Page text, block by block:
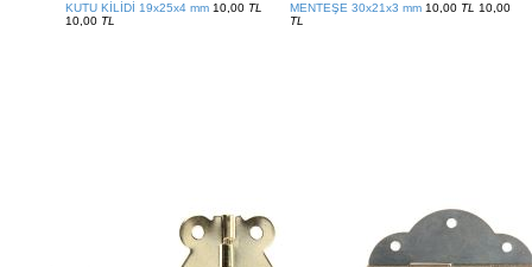
KUTU KİLİDİ 19x25x4 mm 10,00 TL
10,00 TL
MENTEŞE 30x21x3 mm 10,00 TL
10,00
TL